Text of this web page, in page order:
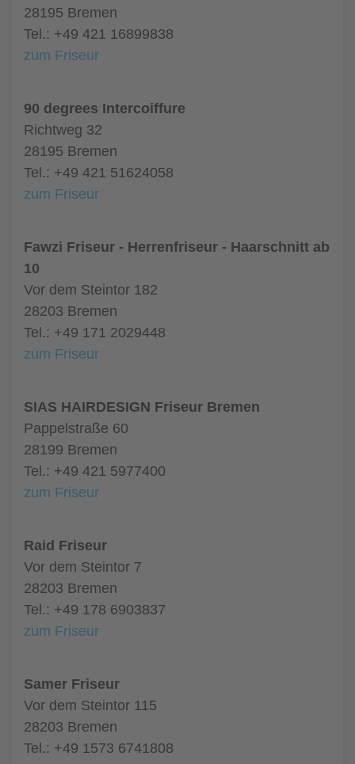
28195 Bremen
Tel.: +49 421 16899838
zum Friseur
90 degrees Intercoiffure
Richtweg 32
28195 Bremen
Tel.: +49 421 51624058
zum Friseur
Fawzi Friseur - Herrenfriseur - Haarschnitt ab
10
Vor dem Steintor 182
28203 Bremen
Tel.: +49 171 2029448
zum Friseur
SIAS HAIRDESIGN Friseur Bremen
Pappelstraße 60
28199 Bremen
Tel.: +49 421 5977400
zum Friseur
Raid Friseur
Vor dem Steintor 7
28203 Bremen
Tel.: +49 178 6903837
zum Friseur
Samer Friseur
Vor dem Steintor 115
28203 Bremen
Tel.: +49 1573 6741808